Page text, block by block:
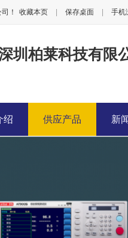
！ 收藏本页 保存桌面 手机
圳柏莱科技有限
绍 供应产品 新